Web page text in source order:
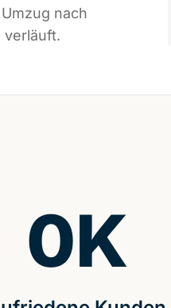
nach
verläuft.
0K